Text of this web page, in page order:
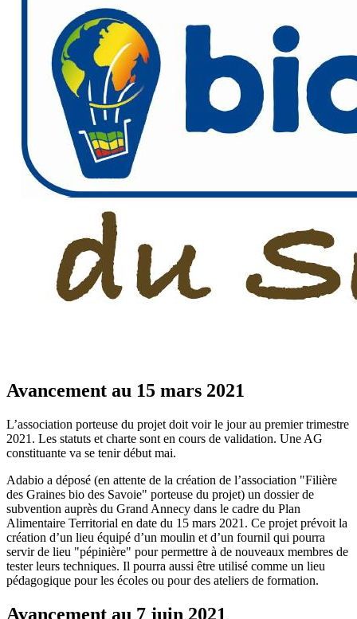
Avancement au 15 mars 2021
L’association porteuse du projet doit voir le jour au premier trimestre
2021. Les statuts et charte sont en cours de validation. Une AG
constituante va se tenir début mai.
Adabio a déposé (en attente de la création de l’association "Filière
des Graines bio des Savoie" porteuse du projet) un dossier de
subvention auprès du Grand Annecy dans le cadre du Plan
Alimentaire Territorial en date du 15 mars 2021. Ce projet prévoit la
création d’un lieu équipé d’un moulin et d’un fournil qui pourra
servir de lieu "pépinière" pour permettre à de nouveaux membres de
tester leurs techniques. Il pourra aussi être utilisé comme un lieu
pédagogique pour les écoles ou pour des ateliers de formation.
Avancement au 7 juin 2021